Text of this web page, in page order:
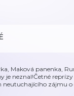
Maková panenka,
je neznal!Četné
zájmu o